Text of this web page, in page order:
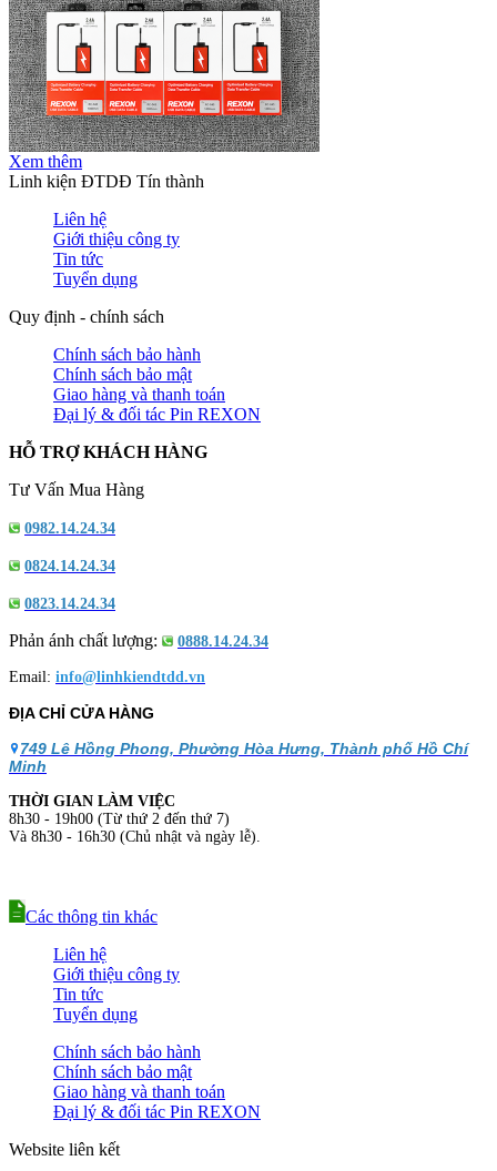
Xem thêm
Linh kiện ĐTDĐ Tín thành
Liên hệ
Giới thiệu công ty
Tin tức
Tuyển dụng
Quy định - chính sách
Chính sách bảo hành
Chính sách bảo mật
Giao hàng và thanh toán
Đại lý & đối tác Pin REXON
HỖ TRỢ KHÁCH HÀNG
Tư Vấn Mua Hàng
0982.14.24.34
0824.14.24.34
0823.14.24.34
Phản ánh chất lượng: 0888.14.24.34
Email: info@linhkiendtdd.vn
ĐỊA CHỈ CỬA HÀNG
749 Lê Hồng Phong, Phường Hòa Hưng, Thành phố Hồ Chí
Minh
THỜI GIAN LÀM VIỆC
8h30 - 19h00 (Từ thứ 2 đến thứ 7)
Và 8h30 - 16h30 (Chủ nhật và ngày lễ).
Các thông tin khác
Liên hệ
Giới thiệu công ty
Tin tức
Tuyển dụng
Chính sách bảo hành
Chính sách bảo mật
Giao hàng và thanh toán
Đại lý & đối tác Pin REXON
Website liên kết